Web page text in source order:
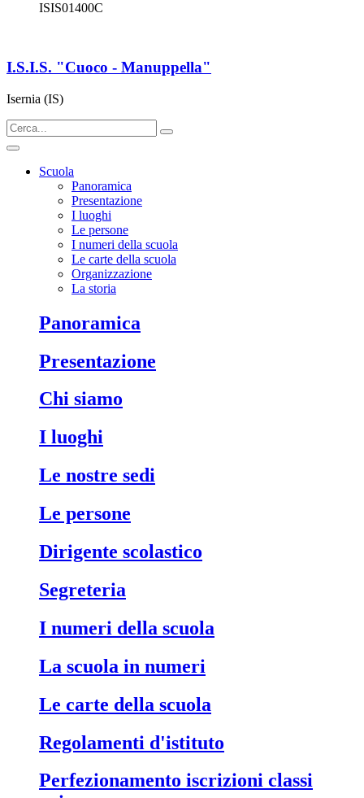
ISIS01400C
I.S.I.S. "Cuoco - Manuppella"
Isernia (IS)
Scuola
Panoramica
Presentazione
I luoghi
Le persone
I numeri della scuola
Le carte della scuola
Organizzazione
La storia
panoramica
presentazione
chi siamo
i luoghi
le nostre sedi
le persone
dirigente scolastico
segreteria
i numeri della scuola
la scuola in numeri
le carte della scuola
regolamenti d'istituto
perfezionamento iscrizioni classi